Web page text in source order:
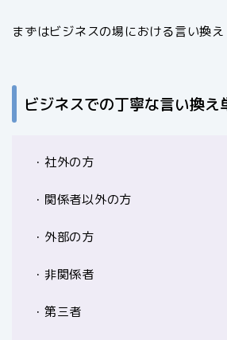
まずはビジネスの場における言い換え
ビジネスでの丁寧な言い換え
・社外の方
・関係者以外の方
・外部の方
・非関係者
・第三者